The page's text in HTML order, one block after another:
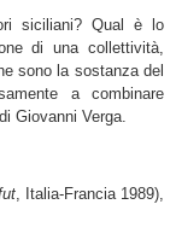
siciliani? Qual è lo
di una collettività,
sono la sostanza del
a combinare
Giovanni Verga.
, Italia-Francia 1989),